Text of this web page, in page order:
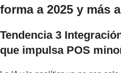
forma a 2025 y más
Tendencia 3
que impulsa POS